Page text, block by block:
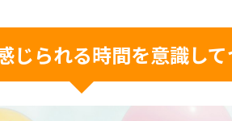
じられる時間を意識して